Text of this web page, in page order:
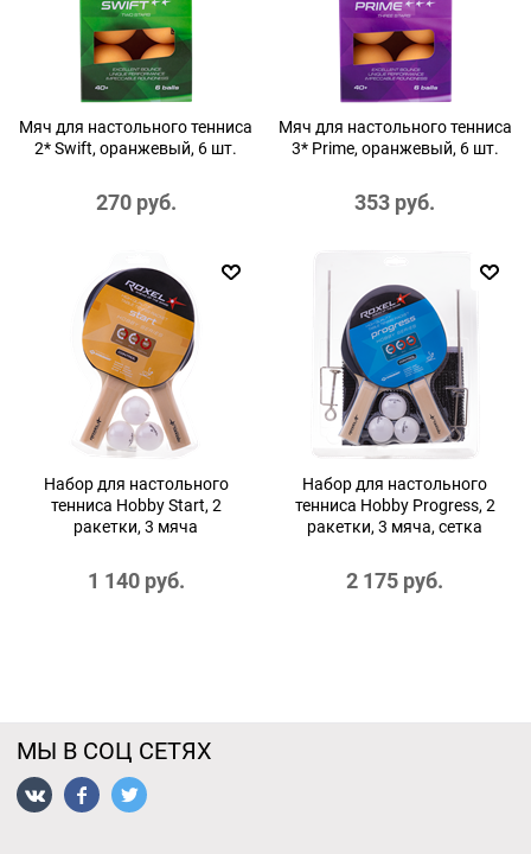
Мяч для настольного тенниса
2* Swift, оранжевый, 6 шт.
270 руб.
Мяч для настольного тенниса
3* Prime, оранжевый, 6 шт.
353 руб.
Набор для настольного
тенниса Hobby Start, 2
ракетки, 3 мяча
1 140 руб.
Набор для настольного
тенниса Hobby Progress, 2
ракетки, 3 мяча, сетка
2 175 руб.
МЫ В СОЦ СЕТЯХ